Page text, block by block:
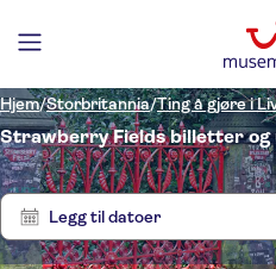
Hjem/Storbritannia/Ting å gjøre i
Strawberry Fields billetter
Legg til datoer
TømVis
2
resultater